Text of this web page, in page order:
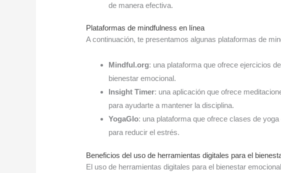
de manera efectiva.
Plataformas de mindfulness en línea
A continuación, te presentamos algunas plataformas de
Mindful.org: una plataforma que ofrece ejercicios
bienestar emocional.
Insight Timer: una aplicación que ofrece
para ayudarte a mantener la disciplina.
YogaGlo: una plataforma que ofrece clases de
para reducir el estrés.
Beneficios del uso de herramientas digitales para el
El uso de herramientas digitales para el bienestar